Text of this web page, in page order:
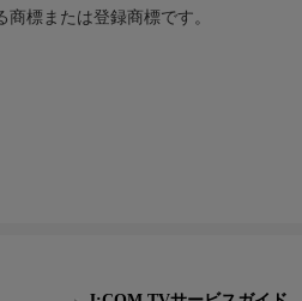
標または登録商標です。